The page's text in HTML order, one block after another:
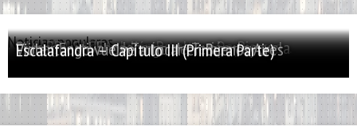
Noticias populares
PALABRA SANTA: Julián Peralta – De Picasso...
El tango y el bandoneón, evolución y escuela
Primer Festival de Tango de Temperley
Violentango vuelve a tocar en Buenos Aires
Escalafandra – Capítulo III (Primera Parte)